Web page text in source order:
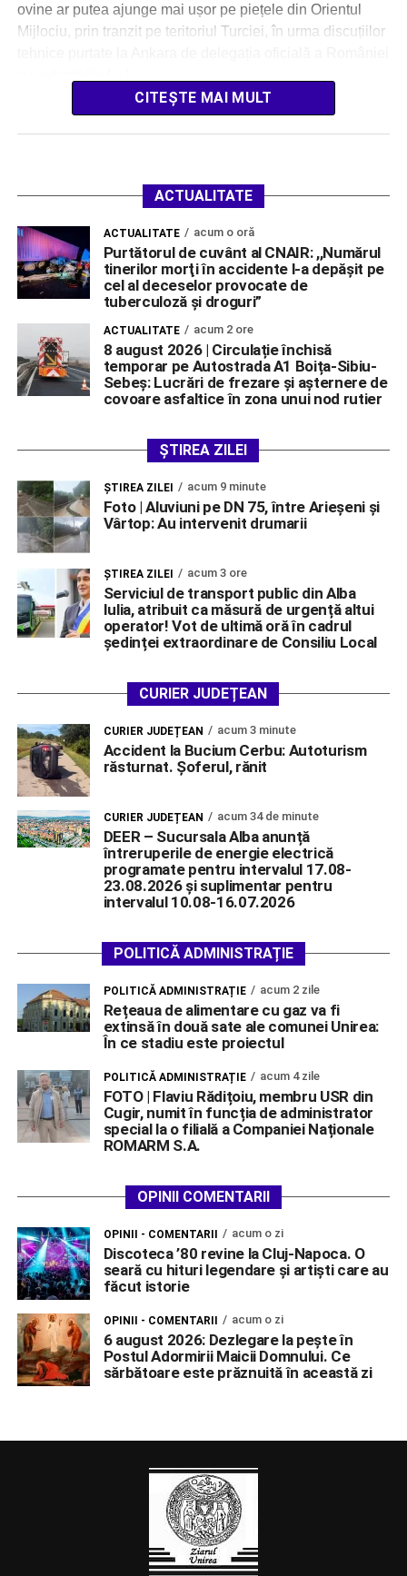
ovine ar putea ajunge mai ușor pe piețele din Orientul
Mijlociu, prin tranzit pe teritoriul Turciei, în urma discuțiilor
CITEȘTE MAI MULT
ACTUALITATE
ACTUALITATE acum o oră
Purtătorul de cuvânt al CNAIR: ,,Numărul
tinerilor morţi în accidente l-a depăşit pe
cel al deceselor provocate de
tuberculoză şi droguri”
ACTUALITATE acum 2 ore
8 august 2026 | Circulație închisă
temporar pe Autostrada A1 Boița-Sibiu-
Sebeș: Lucrări de frezare și așternere de
covoare asfaltice în zona unui nod rutier
ȘTIREA ZILEI
ŞTIREA ZILEI acum 9 minute
Foto | Aluviuni pe DN 75, între Arieșeni și
Vârtop: Au intervenit drumarii
ŞTIREA ZILEI acum 3 ore
Serviciul de transport public din Alba
Iulia, atribuit ca măsură de urgență altui
operator! Vot de ultimă oră în cadrul
ședinței extraordinare de Consiliu Local
CURIER JUDEȚEAN
CURIER JUDEȚEAN acum 3 minute
Accident la Bucium Cerbu: Autoturism
răsturnat. Șoferul, rănit
CURIER JUDEȚEAN acum 34 de minute
DEER – Sucursala Alba anunță
întreruperile de energie electrică
programate pentru intervalul 17.08-
23.08.2026 și suplimentar pentru
intervalul 10.08-16.07.2026
POLITICĂ ADMINISTRAȚIE
POLITICĂ ADMINISTRAȚIE acum 2 zile
Rețeaua de alimentare cu gaz va fi
extinsă în două sate ale comunei Unirea:
În ce stadiu este proiectul
POLITICĂ ADMINISTRAȚIE acum 4 zile
FOTO | Flaviu Rădițoiu, membru USR din
Cugir, numit în funcția de administrator
special la o filială a Companiei Naționale
ROMARM S.A.
OPINII COMENTARII
OPINII - COMENTARII acum o zi
Discoteca ’80 revine la Cluj-Napoca. O
seară cu hituri legendare și artiști care au
făcut istorie
OPINII - COMENTARII acum o zi
6 august 2026: Dezlegare la pește în
Postul Adormirii Maicii Domnului. Ce
sărbătoare este prăznuită în această zi